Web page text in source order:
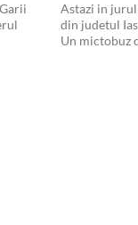
Astazi in jurul
din judetul
Un mictobuz